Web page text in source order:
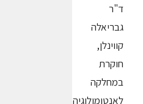
ד"ר
גבריאלה
קווינלן,
חוקרת
במחלקה
לאנטומולוגיה